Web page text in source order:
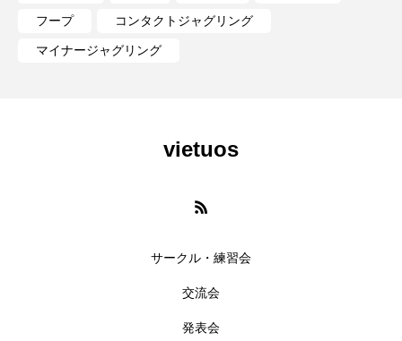
フープ コンタクトジャグリング
マイナージャグリング
vietuos
サークル・練習会
交流会
発表会